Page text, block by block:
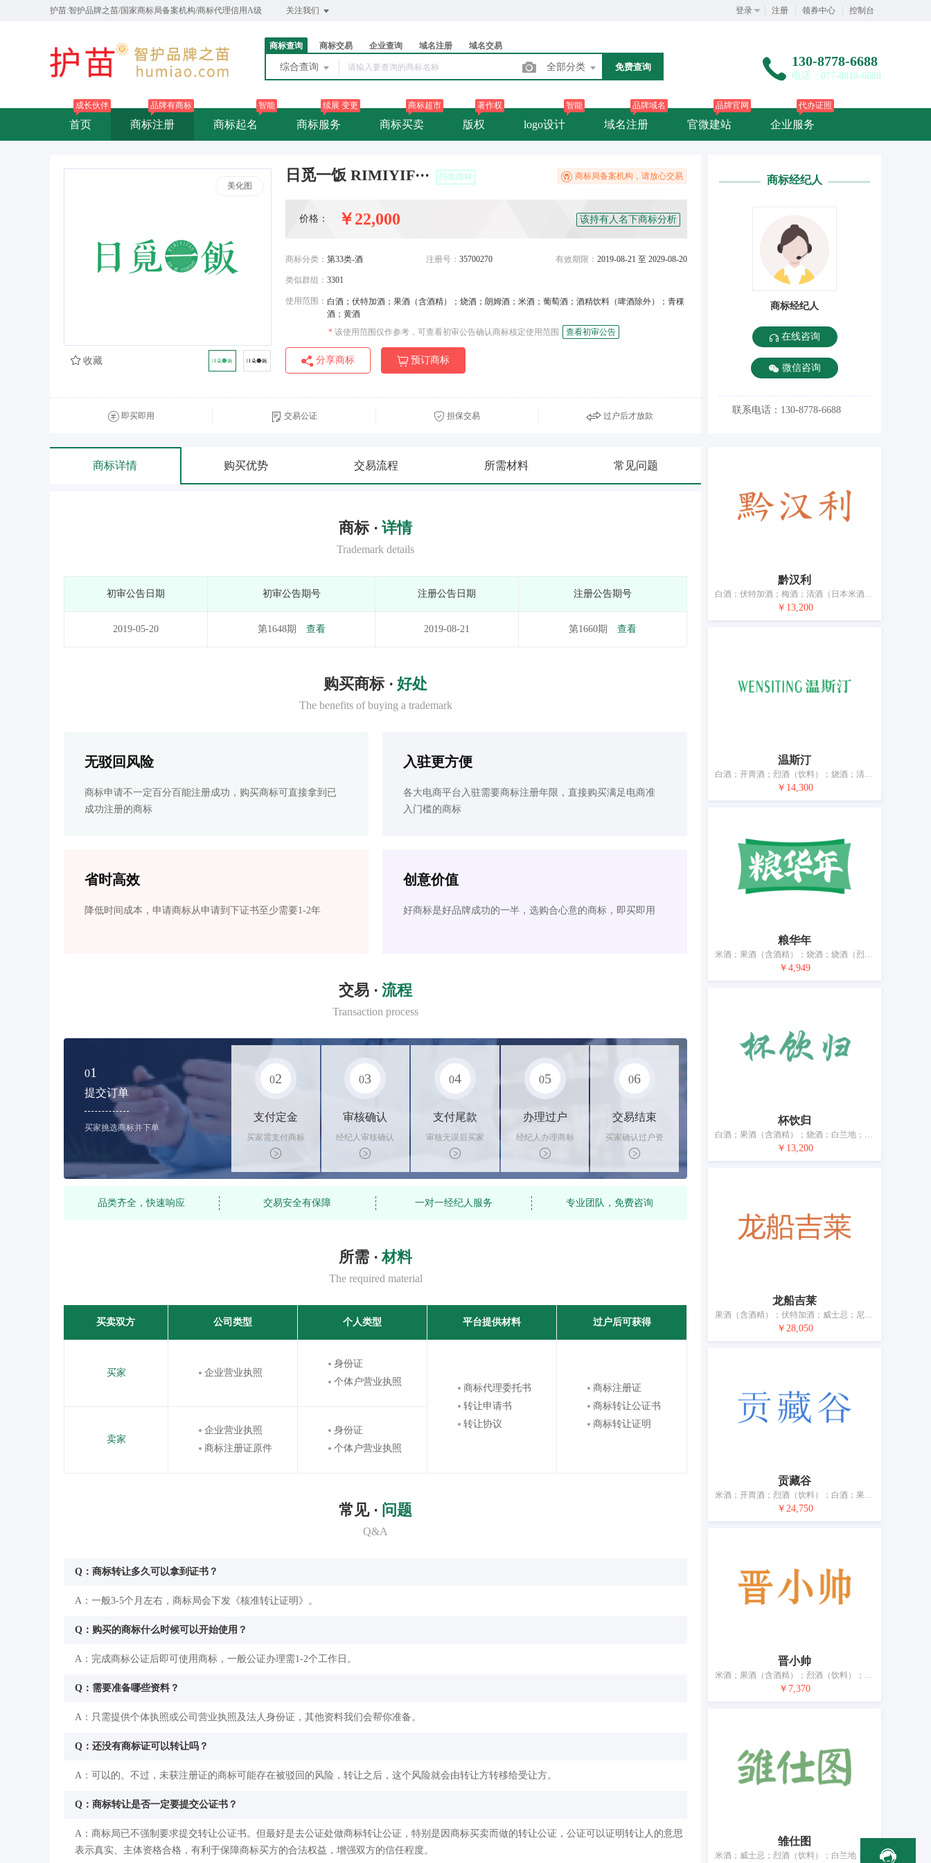
护苗:智护品牌之苗/国家商标局备案机构/商标代理信用A级 关注我们 登录 注册 领券中心 控制台
商标查询 商标交易 企业查询 域名注册 域名交易
综合查询 全部分类 免费查询 130-8778-6688
电话：077-8818-6688
首页
成长伙伴
商标注册
品牌有商标
商标起名
智能
商标服务
续展 变更
商标买卖
商标超市
版权
著作权
logo设计
智能
域名注册
品牌域名
官微建站
品牌官网
企业服务
代办证照
美化图
日觅一饭 RIMIYIF··· 同名商标 商标局备案机构，请放心交易
价格： ￥22,000 该持有人名下商标分析
商标分类： 第33类-酒 注册号： 35700270 有效期限： 2019-08-21 至 2029-08-20
类似群组： 3301
使用范围： 白酒；伏特加酒；果酒（含酒精）；烧酒；朗姆酒；米酒；葡萄酒；酒精饮料（啤酒除外）；青稞
酒；黄酒
* 该使用范围仅作参考，可查看初审公告确认商标核定使用范围 查看初审公告
分享商标 预订商标
收藏
即买即用 交易公证 担保交易 过户后才放款
商标详情 购买优势 交易流程 所需材料 常见问题
商标 · 详情
Trademark details
初审公告日期 初审公告期号 注册公告日期 注册公告期号
2019-05-20 第1648期 查看 2019-08-21 第1660期 查看
购买商标 · 好处
The benefits of buying a trademark
无驳回风险
商标申请不一定百分百能注册成功，购买商标可直接拿到已
成功注册的商标
入驻更方便
各大电商平台入驻需要商标注册年限，直接购买满足电商准
入门槛的商标
省时高效
降低时间成本，申请商标从申请到下证书至少需要1-2年
创意价值
好商标是好品牌成功的一半，选购合心意的商标，即买即用
交易 · 流程
Transaction process
01
提交订单
买家挑选商标并下单
02
支付定金
买家需支付商标
标价的10%的购
买订金
03
审核确认
经纪人审核确认
商标状态
04
支付尾款
审核无误后买家
支付尾款，卖家
办理相关手续
05
办理过户
经纪人办理商标
转让手续，交付
相关证书
06
交易结束
买家确认过户资
料后，平台解冻
资金支付卖家
品类齐全，快速响应 交易安全有保障 一对一经纪人服务 专业团队，免费咨询
所需 · 材料
The required material
买卖双方 公司类型 个人类型 平台提供材料 过户后可获得
买家 企业营业执照
身份证
个体户营业执照
商标代理委托书
转让申请书
转让协议
商标注册证
商标转让公证书
商标转让证明
卖家
企业营业执照
商标注册证原件
身份证
个体户营业执照
常见 · 问题
Q&A
Q：商标转让多久可以拿到证书？
A：一般3-5个月左右，商标局会下发《核准转让证明》。
Q：购买的商标什么时候可以开始使用？
A：完成商标公证后即可使用商标，一般公证办理需1-2个工作日。
Q：需要准备哪些资料？
A：只需提供个体执照或公司营业执照及法人身份证，其他资料我们会帮你准备。
Q：还没有商标证可以转让吗？
A：可以的。不过，未获注册证的商标可能存在被驳回的风险，转让之后，这个风险就会由转让方转移给受让方。
Q：商标转让是否一定要提交公证书？
A：商标局已不强制要求提交转让公证书。但最好是去公证处做商标转让公证，特别是因商标买卖而做的转让公证，公证可以证明转让人的意思
表示真实、主体资格合格，有利于保障商标买方的合法权益，增强双方的信任程度。
商标经纪人
商标经纪人
在线咨询
微信咨询
联系电话：130-8778-6688
黔汉利
白酒；伏特加酒；梅酒；清酒（日本米酒）；烧酒；威士忌；葡萄酒；酒精饮料（啤酒除外）；青稞酒；黄酒
￥13,200
温斯汀
白酒；开胃酒；烈酒（饮料）；烧酒；清酒（日本米酒）；葡萄酒；蜂蜜酒；预先混合的酒精饮料（以啤酒为主的除外）；鸡尾酒；黄酒
￥14,300
粮华年
米酒；果酒（含酒精）；烧酒；烧酒（烈酒）；白酒；葡萄酒；蒸煮提取物（利口酒和烈酒）；酒精饮料浓缩汁；酒精饮料（啤酒除外）；食用酒精
￥4,949
杯饮归
白酒；果酒（含酒精）；烧酒；白兰地；清酒（日本米酒）；米酒；葡萄酒；酒精饮料（啤酒除外）；青稞酒；黄酒
￥13,200
龙船吉莱
果酒（含酒精）；伏特加酒；威士忌；尼瓦（以甘蔗为主的酒精饮料）；白兰地；白酒；葡萄酒；鸡尾酒
￥28,050
贡藏谷
米酒；开胃酒；烈酒（饮料）；白酒；果酒；茴香酒（利口酒）；葡萄酒；蜂蜜酒；酒精饮料（啤酒除外）；黄酒
￥24,750
晋小帅
米酒；果酒（含酒精）；烈酒（饮料）；白兰地；白酒；清酒（日本米酒）；葡萄酒；蜂蜜酒；鸡尾酒；黄酒
￥7,370
雏仕图